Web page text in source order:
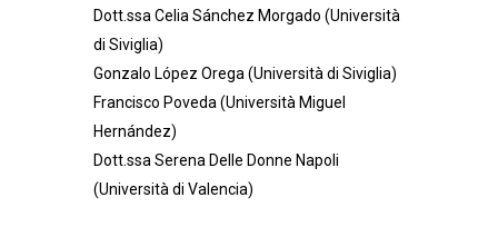
Dott.ssa Celia Sánchez Morgado (Università
di Siviglia)
Gonzalo López Orega (Università di Siviglia)
Francisco Poveda (Università Miguel
Hernández)
Dott.ssa Serena Delle Donne Napoli
(Università di Valencia)